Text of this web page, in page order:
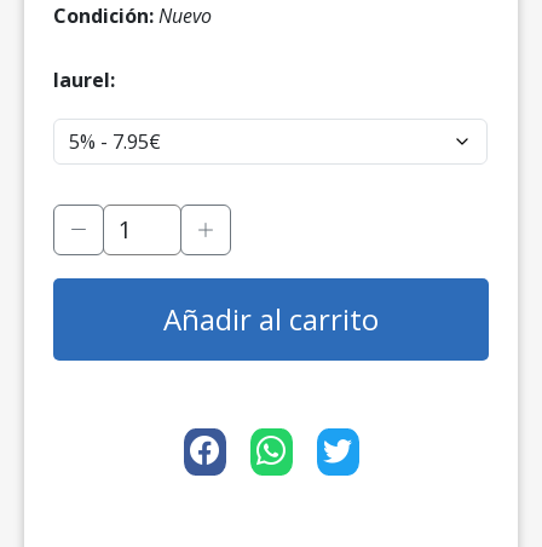
Condición:Nuevo
laurel:
Añadir al carrito